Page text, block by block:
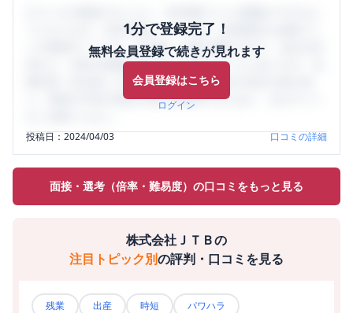
1分で登録完了！
無料会員登録で続きが見れます
会員登録はこちら
ログイン
うになります。SHEHUB(シーハブ)は、女性限定の企業口コ
ミの投稿サイトです。給与面・女性の働きやすさ・会社の評
判など、女性の転職は気にすべき点がたくさんあります。先
輩社員（元社員）の口コミを通して、本当の会社の姿を知
り、将来の不安や現在の悩みを解消するために、ぜひサイト
投稿日：2024/04/03 口コミの詳細
面接・選考（倍率・難易度）の口コミをもっと見る
株式会社ＪＴＢの
注目トピック別の評判・口コミを見る
残業 出産 時短 パワハラ